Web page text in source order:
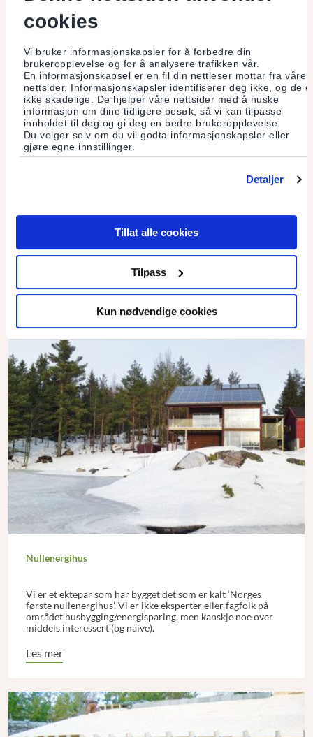
cookies
Vi bruker informasjonskapsler for å forbedre din
brukeropplevelse og for å analysere trafikken vår.
En informasjonskapsel er en fil din nettleser mottar fra våre
nettsider. Informasjonskapsler identifiserer deg ikke, og de
ikke skadelige. De hjelper våre nettsider med å huske
informasjon om dine tidligere besøk, så vi kan tilpasse
innholdet til deg og gi deg en bedre brukeropplevelse.
Du velger selv om du vil godta informasjonskapsler eller
gjøre egne innstillinger.
Detaljer
Tillat alle cookies
Tilpass
Kun nødvendige cookies
Det er på høy tid med en revisjon på byggefronten –
bærekraftige alternativer finnes allerede.
Les mer
Nullenergihus
Vi er et ektepar som har bygget det som er kalt ‘Norges
første nullenergihus’. Vi er ikke eksperter eller fagfolk på
området husbygging/energisparing, men kanskje noe over
middels interessert (og naive).
Les mer